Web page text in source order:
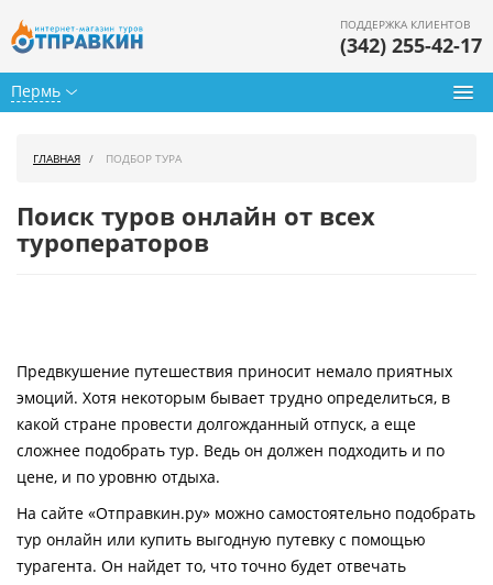
Пермь
ПОДДЕРЖКА КЛИЕНТОВ
(342) 255-42-17
Горящие туры
Страны
Как купить
Контакты
ГЛАВНАЯ ПОДБОР ТУРА
Поиск туров онлайн от всех
туроператоров
Предвкушение путешествия приносит немало приятных
эмоций. Хотя некоторым бывает трудно определиться, в
какой стране провести долгожданный отпуск, а еще
сложнее подобрать тур. Ведь он должен подходить и по
цене, и по уровню отдыха.
На сайте «Отправкин.ру» можно самостоятельно подобрать
тур онлайн или купить выгодную путевку с помощью
турагента. Он найдет то, что точно будет отвечать